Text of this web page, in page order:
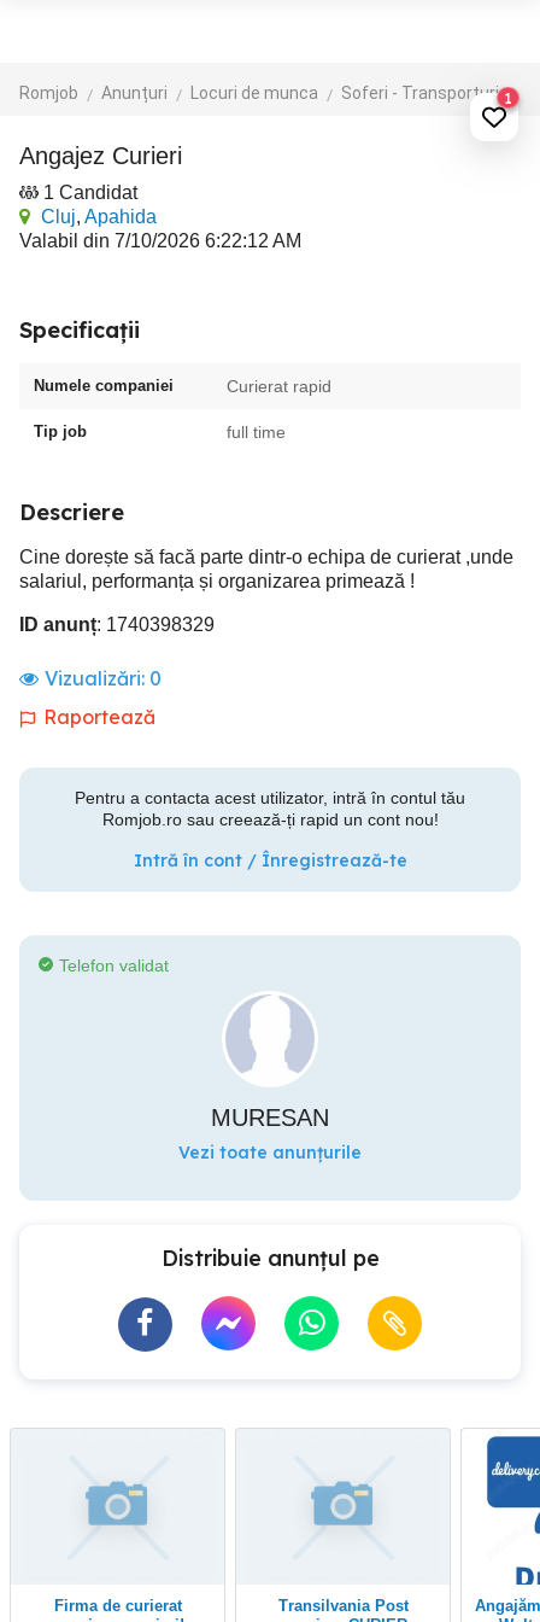
Romjob Anunțuri Locuri de munca Soferi - Transporturi 1
Angajez Curieri
1 Candidat
Cluj, Apahida
Valabil din 7/10/2026 6:22:12 AM
Specificații
Numele companiei Curierat rapid
Tip job full time
Descriere
Cine dorește să facă parte dintr-o echipa de curierat ,unde
salariul, performanța și organizarea primează !
ID anunț: 1740398329
Vizualizări: 0
Raportează
Pentru a contacta acest utilizator, intră în contul tău
Romjob.ro sau creează-ți rapid un cont nou!
Intră în cont / Înregistrează-te
Telefon validat
MURESAN
Vezi toate anunțurile
Distribuie anunțul pe
Firma de curierat
Transilvania Post
Angajăm Curieri Delivery